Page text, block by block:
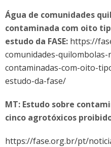
Água de comunidades
contaminada com oito
estudo da FASE: https://
comunidades-
contaminadas-com-oito-
estudo-da-fase/
MT: Estudo sobre
cinco agrotóxicos
https://fase.org.br/pt/